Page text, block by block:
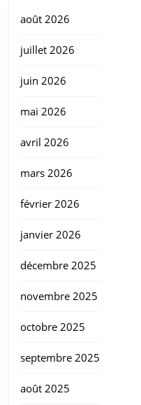
août 2026
juillet 2026
juin 2026
mai 2026
avril 2026
mars 2026
février 2026
janvier 2026
décembre 2025
novembre 2025
octobre 2025
septembre 2025
août 2025